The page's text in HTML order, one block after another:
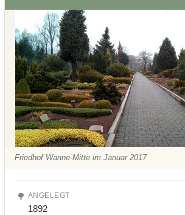
Friedhof Wanne-Mitte im Januar 2017
🌳 ANGELEGT
1892